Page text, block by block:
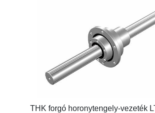
THK forgó horonytengely-vezeték